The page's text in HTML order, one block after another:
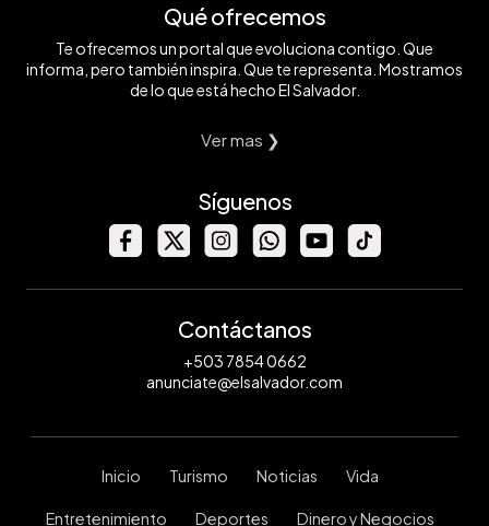
Qué ofrecemos
Te ofrecemos un portal que evoluciona contigo. Que
informa, pero también inspira. Que te representa. Mostramos
de lo que está hecho El Salvador.
Ver mas ❯
Síguenos
Contáctanos
+503 7854 0662
anunciate@elsalvador.com
Inicio Turismo Noticias Vida
Entretenimiento Deportes Dinero y Negocios